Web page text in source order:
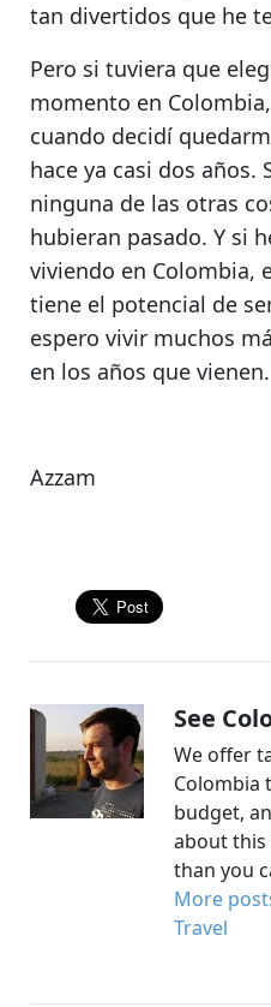
tan divertidos que he
Pero si tuviera que
momento en
cuando decidí
hace ya casi dos años.
ninguna de las otras
hubieran pasado. Y si
viviendo en Colombia,
tiene el potencial de
espero vivir muchos
en los años que vienen.
Azzam
See
We offer
Colombia
budget,
about
than you
More
Travel